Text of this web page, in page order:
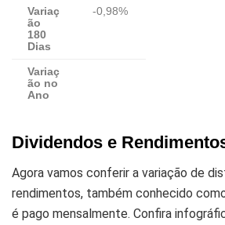
Variaç
ão
180
Dias
-0,98%
Variaç
ão no
Ano
Dividendos e
Agora vamos conferir a variação de
rendimentos, também conhecido
é pago mensalmente. Confira